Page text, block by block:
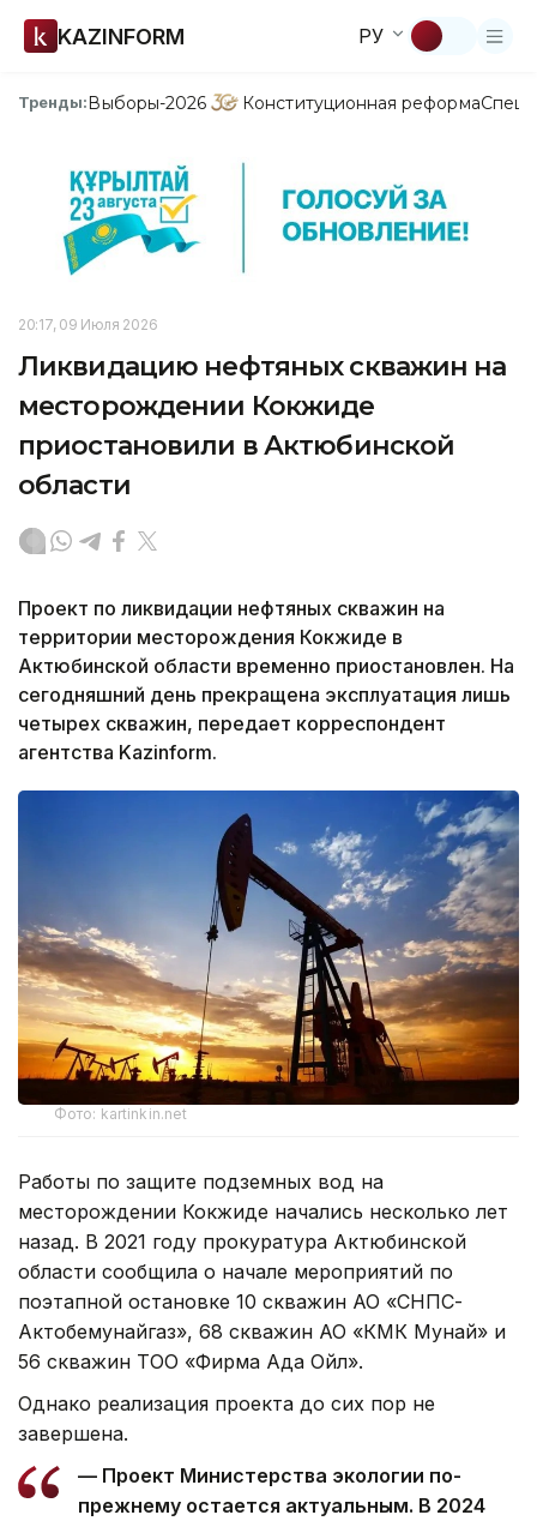
KAZINFORM РУ
Тренды:Выборы-2026 Конституционная реформа
20:17, 09 Июля 2026
Ликвидацию нефтяных скважин на
месторождении Кокжиде
приостановили в Актюбинской
области
Проект по ликвидации нефтяных скважин на
территории месторождения Кокжиде в
Актюбинской области временно приостановлен. На
сегодняшний день прекращена эксплуатация лишь
четырех скважин, передает корреспондент
агентства Kazinform.
Фото: kartinkin.net
Работы по защите подземных вод на
месторождении Кокжиде начались несколько лет
назад. В 2021 году прокуратура Актюбинской
области сообщила о начале мероприятий по
поэтапной остановке 10 скважин АО «СНПС-
Актобемунайгаз», 68 скважин АО «КМК Мунай» и
56 скважин ТОО «Фирма Ада Ойл».
Однако реализация проекта до сих пор не
завершена.
— Проект Министерства экологии по-
прежнему остается актуальным. В 2024